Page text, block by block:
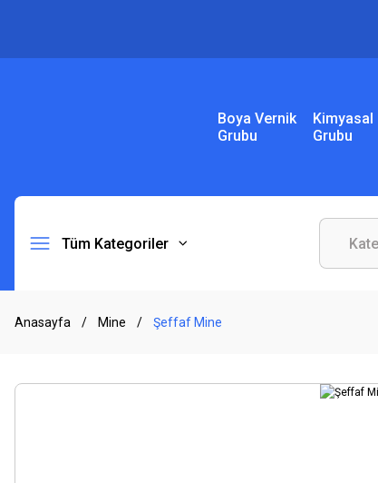
Boya Vernik
Grubu
Kimyasal
Grubu
Tüm Kategoriler
Anasayfa Mine Şeffaf Mine